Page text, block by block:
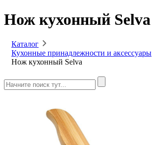
Нож кухонный Selva
Каталог
Кухонные принадлежности и аксессуары
Нож кухонный Selva